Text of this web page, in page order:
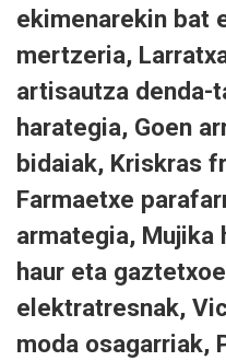
ekimenarekin bat
mertzeria,
artisautza denda-
harategia, Goen
bidaiak, Kriskras
Farmaetxe
armategia, Mujika
haur eta
elektratresnak,
moda osagarriak,